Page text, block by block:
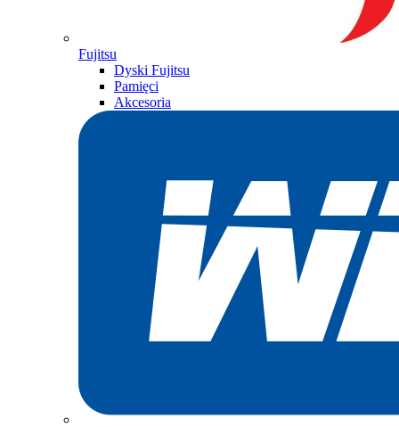
Fujitsu
Dyski Fujitsu
Pamięci
Akcesoria